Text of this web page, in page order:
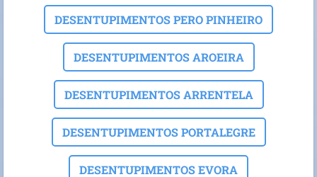
DESENTUPIMENTOS PERO PINHEIRO
DESENTUPIMENTOS AROEIRA
DESENTUPIMENTOS ARRENTELA
DESENTUPIMENTOS PORTALEGRE
DESENTUPIMENTOS EVORA